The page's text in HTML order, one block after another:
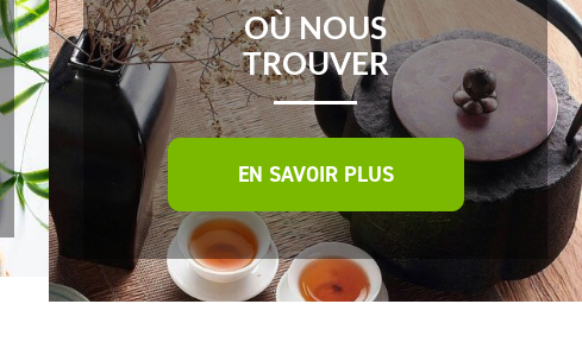
OÙ NOUS
TROUVER
EN SAVOIR PLUS